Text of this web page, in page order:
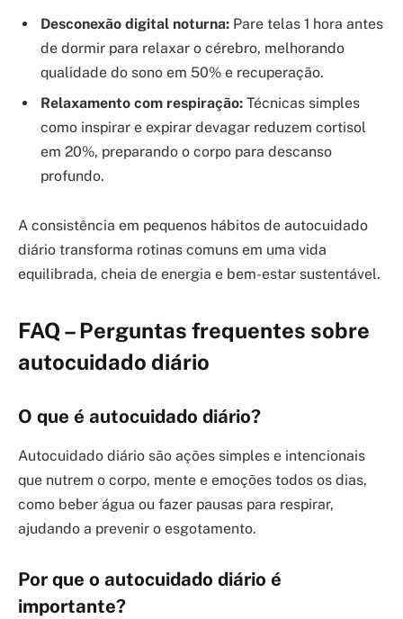
Desconexão digital noturna: Pare telas 1 hora antes
de dormir para relaxar o cérebro, melhorando
qualidade do sono em 50% e recuperação.
Relaxamento com respiração: Técnicas simples
como inspirar e expirar devagar reduzem cortisol
em 20%, preparando o corpo para descanso
profundo.
A consistência em pequenos hábitos de autocuidado
diário transforma rotinas comuns em uma vida
equilibrada, cheia de energia e bem-estar sustentável.
FAQ – Perguntas frequentes sobre
autocuidado diário
O que é autocuidado diário?
Autocuidado diário são ações simples e intencionais
que nutrem o corpo, mente e emoções todos os dias,
como beber água ou fazer pausas para respirar,
ajudando a prevenir o esgotamento.
Por que o autocuidado diário é
importante?